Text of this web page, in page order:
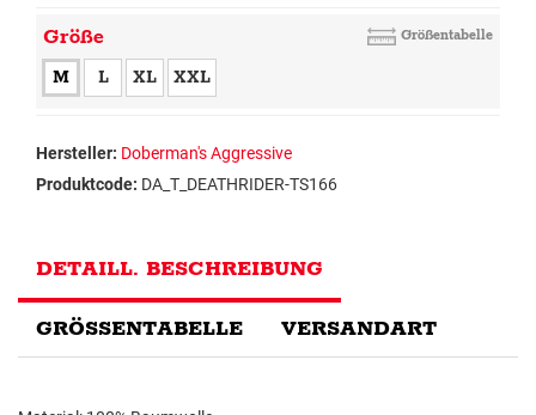
Größe Größentabelle
M L XL XXL
Hersteller: Doberman's Aggressive
Produktcode: DA_T_DEATHRIDER-TS166
DETAILL. BESCHREIBUNG
GRÖSSENTABELLE VERSANDART